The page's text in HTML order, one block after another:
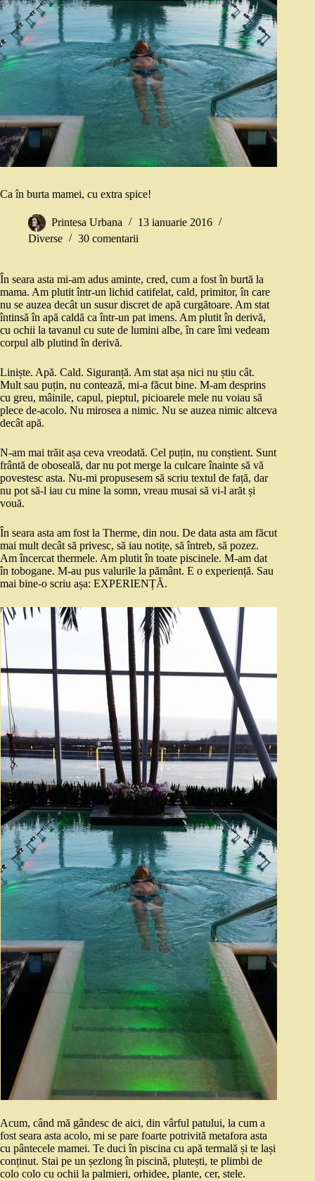
Ca în burta mamei, cu extra spice!
Printesa Urbana
13 ianuarie 2016
Diverse
30 comentarii
În seara asta mi-am adus aminte, cred, cum a fost în burtă la
mama. Am plutit într-un lichid catifelat, cald, primitor, în care
nu se auzea decât un susur discret de apă curgătoare. Am stat
întinsă în apă caldă ca într-un pat imens. Am plutit în derivă,
cu ochii la tavanul cu sute de lumini albe, în care îmi vedeam
corpul alb plutind în derivă.
Liniște. Apă. Cald. Siguranță. Am stat așa nici nu știu cât.
Mult sau puțin, nu contează, mi-a făcut bine. M-am desprins
cu greu, mâinile, capul, pieptul, picioarele mele nu voiau să
plece de-acolo. Nu mirosea a nimic. Nu se auzea nimic altceva
decât apă.
N-am mai trăit așa ceva vreodată. Cel puțin, nu conștient. Sunt
frântă de oboseală, dar nu pot merge la culcare înainte să vă
povestesc asta. Nu-mi propusesem să scriu textul de față, dar
nu pot să-l iau cu mine la somn, vreau musai să vi-l arăt și
vouă.
În seara asta am fost la Therme, din nou. De data asta am făcut
mai mult decât să privesc, să iau notițe, să întreb, să pozez.
Am încercat thermele. Am plutit în toate piscinele. M-am dat
în tobogane. M-au pus valurile la pământ. E o experiență. Sau
mai bine-o scriu așa: EXPERIENȚĂ.
Acum, când mă gândesc de aici, din vârful patului, la cum a
fost seara asta acolo, mi se pare foarte potrivită metafora asta
cu pântecele mamei. Te duci în piscina cu apă termală și te lași
conținut. Stai pe un șezlong în piscină, plutești, te plimbi de
colo colo cu ochii la palmieri, orhidee, plante, cer, stele.